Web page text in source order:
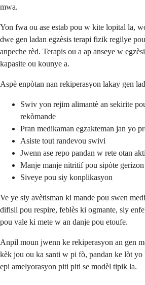
mwa.
Yon fwa ou ase estab pou w kite lopital la,
dwe gen ladan egzèsis terapi fizik regilye
anpeche rèd. Terapis ou a ap anseye w
kapasite ou kounye a.
Aspè enpòtan nan rekiperasyon lakay gen
Swiv yon rejim alimantè an sekirite
rekòmande
Pran medikaman egzakteman jan yo
Asiste tout randevou swivi
Jwenn ase repo pandan w rete otan
Manje manje nitritif pou sipòte gerizon
Siveye pou siy konplikasyon
Ve ye siy avètisman ki mande pou swen
difisil pou respire, feblès ki ogmante, siy
pou vale ki mete w an danje pou etoufe.
Anpil moun jwenn ke rekiperasyon an gen
kèk jou ou ka santi w pi fò, pandan ke lòt
epi amelyorasyon piti piti se modèl tipik la.